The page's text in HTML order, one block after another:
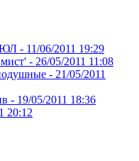
- 11/06/2011 19:29
- 26/05/2011 11:08
- 21/05/2011
- 19/05/2011 18:36
20:12